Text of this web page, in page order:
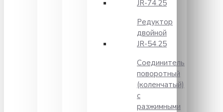
JR-74.25
Редуктор
двойной
JR-54.25
Соединитель
поворотный
(коленчатый)
с
разжимными